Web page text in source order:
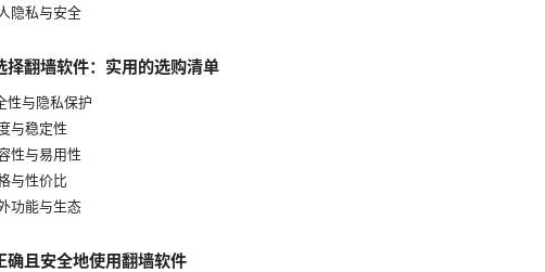
隐私与安全
择翻墙软件：实用的选购清单
性与隐私保护
与稳定性
性与易用性
与性价比
功能与生态
确且安全地使用翻墙软件